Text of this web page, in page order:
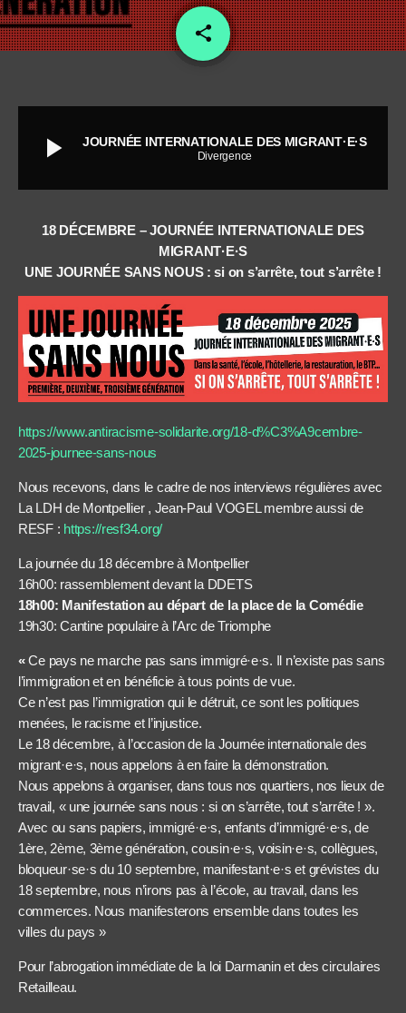
share
email
play_arrow JOURNÉE INTERNATIONALE DES MIGRANT·E·S
Divergence
18 DÉCEMBRE – JOURNÉE INTERNATIONALE DES
MIGRANT·E·S
UNE JOURNÉE SANS NOUS : si on s’arrête, tout s’arrête !
https://www.antiracisme-solidarite.org/18-d%C3%A9cembre-
2025-journee-sans-nous
Nous recevons, dans le cadre de nos interviews régulières avec
La LDH de Montpellier , Jean-Paul VOGEL membre aussi de
RESF : https://resf34.org/
La journée du 18 décembre à Montpellier
16h00: rassemblement devant la DDETS
18h00: Manifestation au départ de la place de la Comédie
19h30: Cantine populaire à l’Arc de Triomphe
«Ce pays ne marche pas sans immigré·e·s. Il n’existe pas sans
l’immigration et en bénéficie à tous points de vue.
Ce n’est pas l’immigration qui le détruit, ce sont les politiques
menées, le racisme et l’injustice.
Le 18 décembre, à l’occasion de la Journée internationale des
migrant·e·s, nous appelons à en faire la démonstration.
Nous appelons à organiser, dans tous nos quartiers, nos lieux de
travail, « une journée sans nous : si on s’arrête, tout s’arrête ! ».
Avec ou sans papiers, immigré·e·s, enfants d’immigré·e·s, de
1ère, 2ème, 3ème génération, cousin·e·s, voisin·e·s, collègues,
bloqueur·se·s du 10 septembre, manifestant·e·s et grévistes du
18 septembre, nous n’irons pas à l’école, au travail, dans les
commerces. Nous manifesterons ensemble dans toutes les
villes du pays »
Pour l’abrogation immédiate de la loi Darmanin et des circulaires
Retailleau.